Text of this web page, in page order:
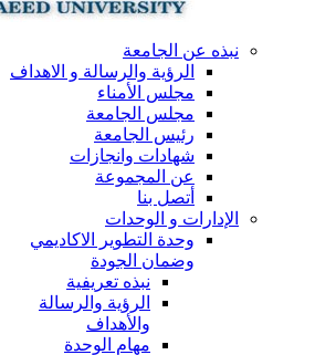
نبذه عن الجامعة
الرؤية والرسالة و الاهداف
مجلس الأمناء
مجلس الجامعة
رئيس الجامعة
شهادات وانجازات
عن المجموعة
أتصل بنا
الإدارات و الوحدات
وحدة التطوير الاكاديمي
وضمان الجودة
نبذه تعريفية
الرؤية والرسالة
والأهداف
مهام الوحدة